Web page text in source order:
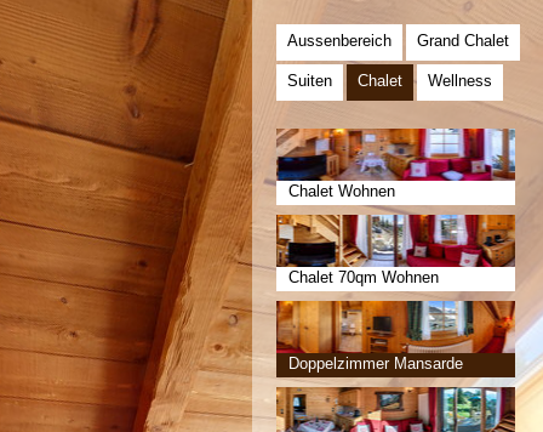
Aussenbereich Grand Chalet
Suiten Chalet Wellness
Chalet Wohnen
Chalet 70qm Wohnen
Doppelzimmer Mansarde